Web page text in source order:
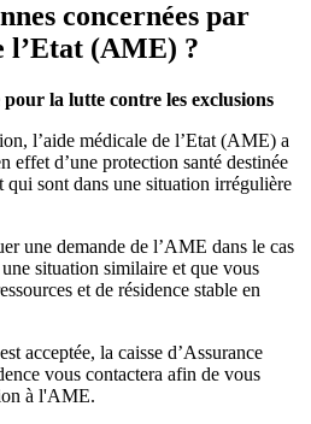
concernées par
l’Etat (AME) ?
la lutte contre les exclusions
l’aide médicale de l’Etat (AME) a
effet d’une protection santé destinée
qui sont dans une situation irrégulière
une demande de l’AME dans le cas
situation similaire et que vous
et de résidence stable en
acceptée, la caisse d’Assurance
vous contactera afin de vous
à l'AME.